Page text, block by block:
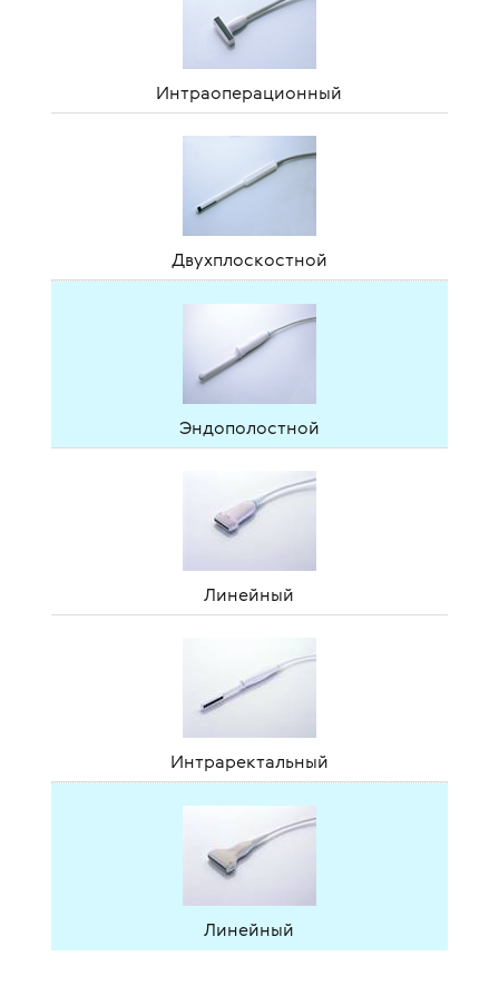
Интраоперационный
Двухплоскостной
Эндополостной
Линейный
Интраректальный
Линейный